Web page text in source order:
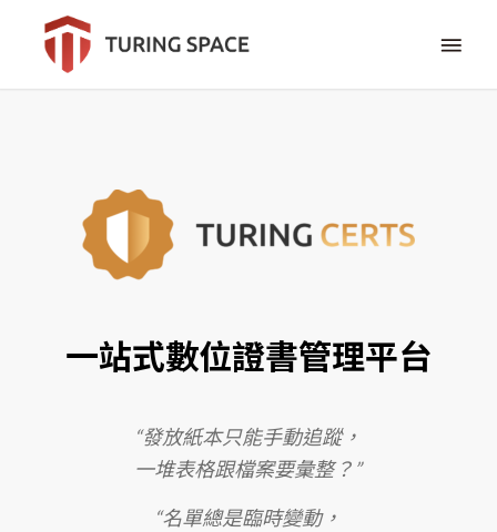
一站式數位證書管理平台
“發放紙本只能手動追蹤，
一堆表格跟檔案要彙整？”
“名單總是臨時變動，